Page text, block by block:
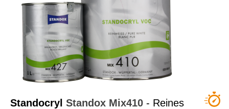
KAROSSERIE-WERKZEUG
AUSSTATTUNG DER KAROSSERIEWERKSTATT
LABOREINRICHTUNG
TUTORIAL & TIPPS
Standocryl Standox Mix410 - Reines